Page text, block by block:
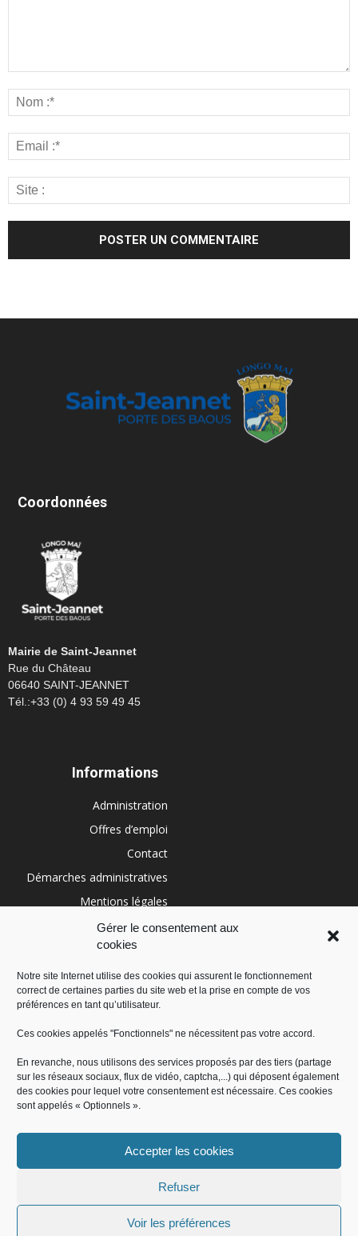
Gérer le consentement aux
cookies
Notre site Internet utilise des cookies qui assurent le fonctionnement
correct de certaines parties du site web et la prise en compte de vos
préférences en tant qu’utilisateur.
Ces cookies appelés "Fonctionnels" ne nécessitent pas votre accord.
En revanche, nous utilisons des services proposés par des tiers (partage
sur les réseaux sociaux, flux de vidéo, captcha,...) qui déposent également
des cookies pour lequel votre consentement est nécessaire. Ces cookies
sont appelés « Optionnels ».
Accepter les cookies
Refuser
Voir les préférences
Coordonnées
Mairie de Saint-Jeannet
Rue du Château
06640 SAINT-JEANNET
Tél.:+33 (0) 4 93 59 49 45
Informations
Administration
Offres d’emploi
Contact
Démarches administratives
Mentions légales
Conditions générales
Politique de cookies (UE)
RÉGION SUD
Mentions légales
© Mairie de Saint-Jeannet 2018, tous droits réservés - Produit par le